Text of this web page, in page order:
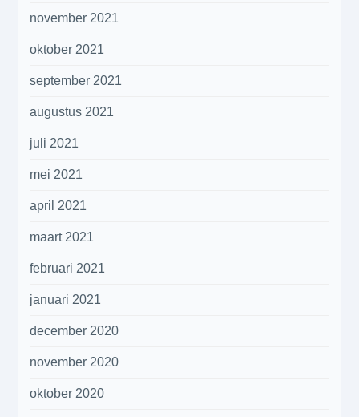
november 2021
oktober 2021
september 2021
augustus 2021
juli 2021
mei 2021
april 2021
maart 2021
februari 2021
januari 2021
december 2020
november 2020
oktober 2020